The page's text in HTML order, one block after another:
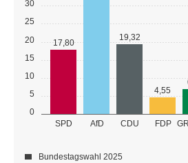
0
5
10
15
20
25
30
SPD AfD CDU FDP
17,80
19,32
4,55
Bundestagswahl 2025